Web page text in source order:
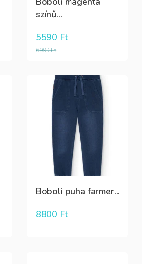
színű...
6990Ft
5590 Ft
Boboli puha farmer...
8800 Ft